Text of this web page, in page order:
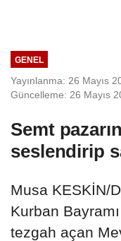
GENEL
Yayınlanma: 26 Mayıs
Güncelleme: 26 Mayıs
Semt
seslendirip
Musa KESKİN/
Kurban
tezgah açan